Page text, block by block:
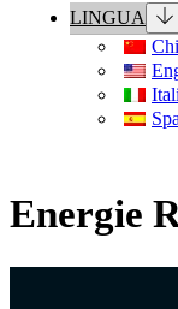
LINGUA
Energie